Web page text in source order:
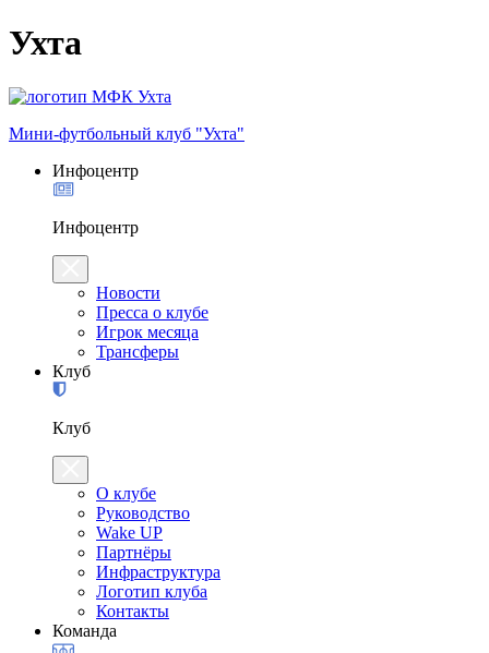
Ухта
Мини-футбольный клуб "Ухта"
Инфоцентр
Инфоцентр
Новости
Пресса о клубе
Игрок месяца
Трансферы
Клуб
Клуб
О клубе
Руководство
Wake UP
Партнёры
Инфраструктура
Логотип клуба
Контакты
Команда